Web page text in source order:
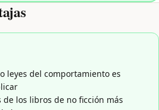
leyes del comportamiento es
de los libros de no ficción más